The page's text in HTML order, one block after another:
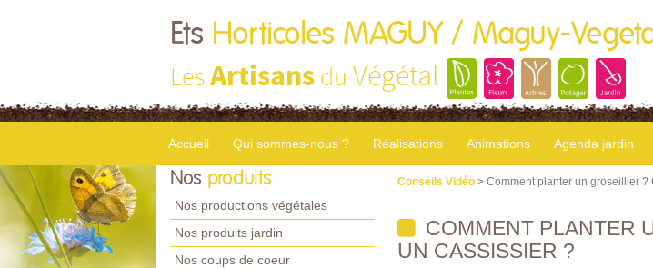
Ets Horticoles MAGUY / Maguy-
LesArtisans du Végétal
Accueil Qui sommes-nous ? Réalisations Animations Agenda jardin
Nos produits
Nos productions végétales
Nos produits jardin
Nos coups de coeur
Conseils Vidéo > Comment planter un groseillier
COMMENT PLANTER
UN CASSISSIER ?